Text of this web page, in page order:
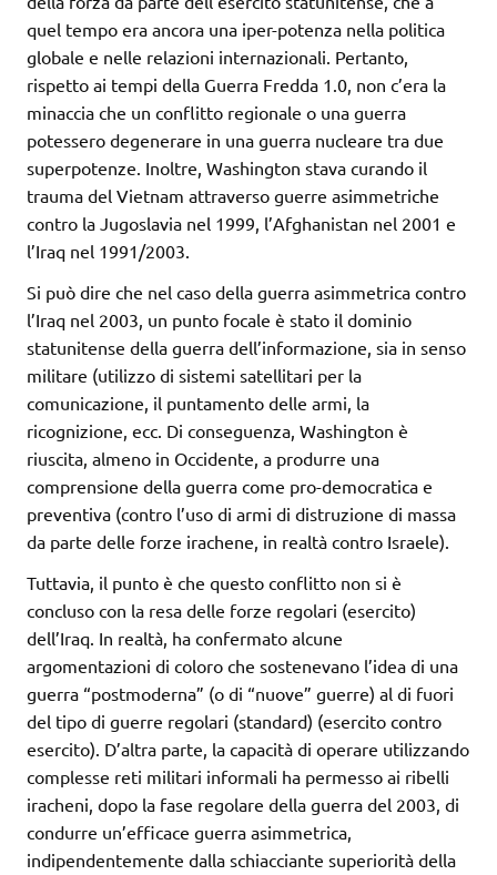
quel tempo era ancora una iper-potenza nella politica
globale e nelle relazioni internazionali. Pertanto,
rispetto ai tempi della Guerra Fredda 1.0, non c’era la
minaccia che un conflitto regionale o una guerra
potessero degenerare in una guerra nucleare tra due
superpotenze. Inoltre, Washington stava curando il
trauma del Vietnam attraverso guerre asimmetriche
contro la Jugoslavia nel 1999, l’Afghanistan nel 2001 e
l’Iraq nel 1991/2003.
Si può dire che nel caso della guerra asimmetrica contro
l’Iraq nel 2003, un punto focale è stato il dominio
statunitense della guerra dell’informazione, sia in senso
militare (utilizzo di sistemi satellitari per la
comunicazione, il puntamento delle armi, la
ricognizione, ecc. Di conseguenza, Washington è
riuscita, almeno in Occidente, a produrre una
comprensione della guerra come pro-democratica e
preventiva (contro l’uso di armi di distruzione di massa
da parte delle forze irachene, in realtà contro Israele).
Tuttavia, il punto è che questo conflitto non si è
concluso con la resa delle forze regolari (esercito)
dell’Iraq. In realtà, ha confermato alcune
argomentazioni di coloro che sostenevano l’idea di una
guerra “postmoderna” (o di “nuove” guerre) al di fuori
del tipo di guerre regolari (standard) (esercito contro
esercito). D’altra parte, la capacità di operare utilizzando
complesse reti militari informali ha permesso ai ribelli
iracheni, dopo la fase regolare della guerra del 2003, di
condurre un’efficace guerra asimmetrica,
indipendentemente dalla schiacciante superiorità della